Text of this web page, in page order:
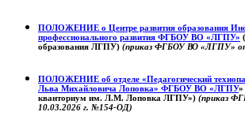
ПОЛОЖЕНИЕ о Центре развития образования
профессионального развития ФГБОУ ВО «ЛГПУ»
образования ЛГПУ) (приказ ФГБОУ ВО «ЛГПУ»
ПОЛОЖЕНИЕ об отделе «Педагогический
Льва Михайловича Лоповка» ФГБОУ ВО «ЛГПУ»
кванториум им. Л.М. Лоповка ЛГПУ») (приказ
10.03.2026 г. №154-ОД)